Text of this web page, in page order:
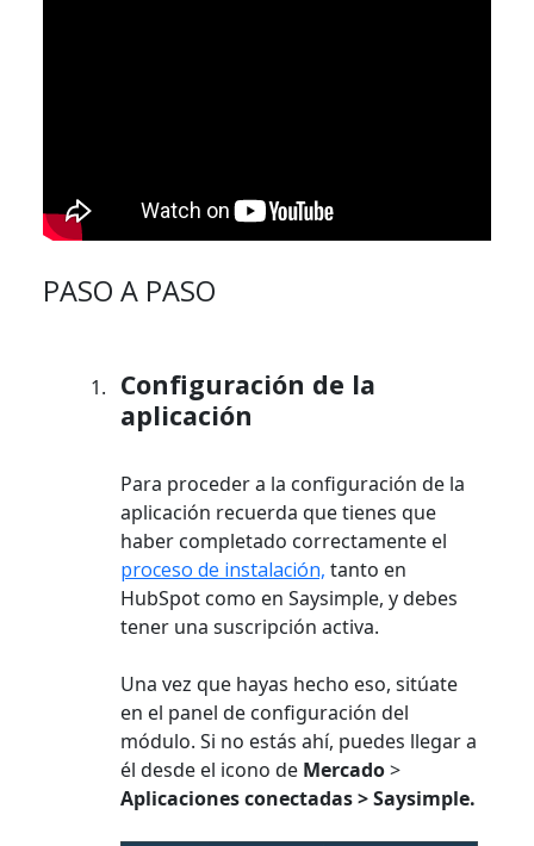
PASO A PASO
Configuración de la
aplicación
Para proceder a la configuración de la
aplicación recuerda que tienes que
haber completado correctamente el
proceso de instalación, tanto en
HubSpot como en Saysimple, y debes
tener una suscripción activa.
Una vez que hayas hecho eso, sitúate
en el panel de configuración del
módulo. Si no estás ahí, puedes llegar a
él desde el icono de Mercado>
Aplicaciones conectadas > Saysimple.